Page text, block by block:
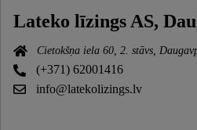
Lateko līzings AS,
Cietokšņa iela 60, 2. stāvs,
(+371) 62001416
info@latekolizings.lv